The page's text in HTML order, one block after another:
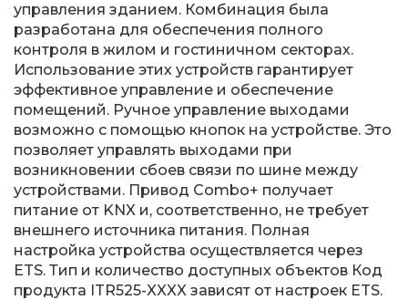
управления зданием. Комбинация была
разработана для обеспечения полного
контроля в жилом и гостиничном секторах.
Использование этих устройств гарантирует
эффективное управление и обеспечение
помещений. Ручное управление выходами
возможно с помощью кнопок на устройстве. Это
позволяет управлять выходами при
возникновении сбоев связи по шине между
устройствами. Привод Combo+ получает
питание от KNX и, соответственно, не требует
внешнего источника питания. Полная
настройка устройства осуществляется через
ETS. Тип и количество доступных объектов Код
продукта ITR525-XXXX зависят от настроек ETS.